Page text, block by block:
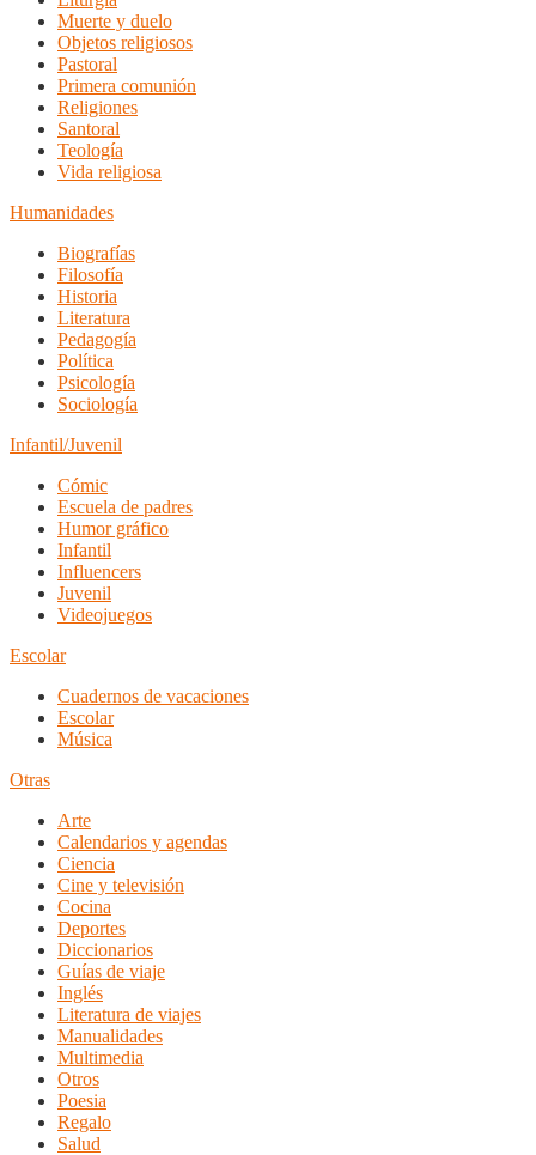
Muerte y duelo
Objetos religiosos
Pastoral
Primera comunión
Religiones
Santoral
Teología
Vida religiosa
Humanidades
Biografías
Filosofía
Historia
Literatura
Pedagogía
Política
Psicología
Sociología
Infantil/Juvenil
Cómic
Escuela de padres
Humor gráfico
Infantil
Influencers
Juvenil
Videojuegos
Escolar
Cuadernos de vacaciones
Escolar
Música
Otras
Arte
Calendarios y agendas
Ciencia
Cine y televisión
Cocina
Deportes
Diccionarios
Guías de viaje
Inglés
Literatura de viajes
Manualidades
Multimedia
Otros
Poesia
Regalo
Salud